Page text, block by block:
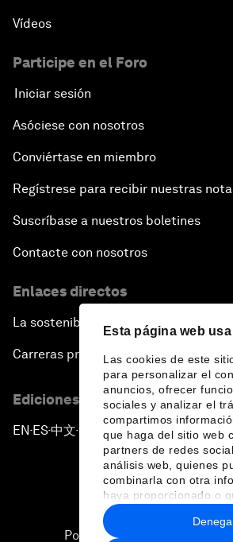
Esta página web
Las cookies de este
para personalizar el
anuncios, ofrecer
sociales y analizar el
compartimos
que haga del sitio web
partners de redes
análisis web, quienes
combinarla con otra
haya proporcionado o
recopilado a partir del
hecho de sus servicios.
Vídeos
Participe en el Foro
Iniciar sesión
Asóciese con nosotros
Conviértase en miembro
Regístrese para recibir nuestras
Suscríbase a nuestros boletines
Contacte con nosotros
Enlaces directos
La sostenibilidad en el Foro
Carreras profesionales
Ediciones en otros idiomas
EN ▪ES▪中文▪ 日本語
Política de privacidad y